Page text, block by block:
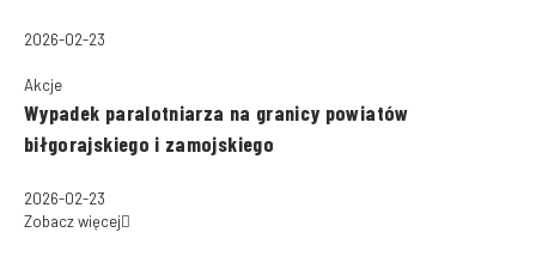
2026-02-23
Akcje
Wypadek paralotniarza na granicy powiatów
biłgorajskiego i zamojskiego
2026-02-23
Zobacz więcej